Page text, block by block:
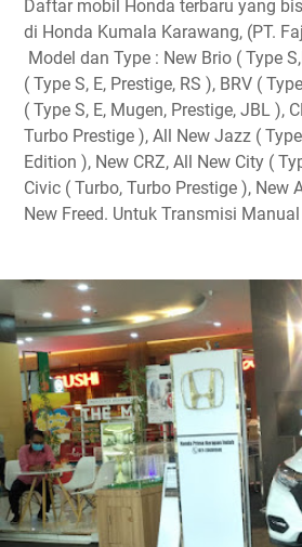
Daftar mobil Honda terbaru yang
di Honda Kumala Karawang, (PT.
Model dan Type : New Brio ( Type
( Type S, E, Prestige, RS ), BRV (
( Type S, E, Mugen, Prestige, JBL ),
Turbo Prestige ), All New Jazz (
Edition ), New CRZ, All New City (
Civic ( Turbo, Turbo Prestige ), New
New Freed. Untuk Transmisi